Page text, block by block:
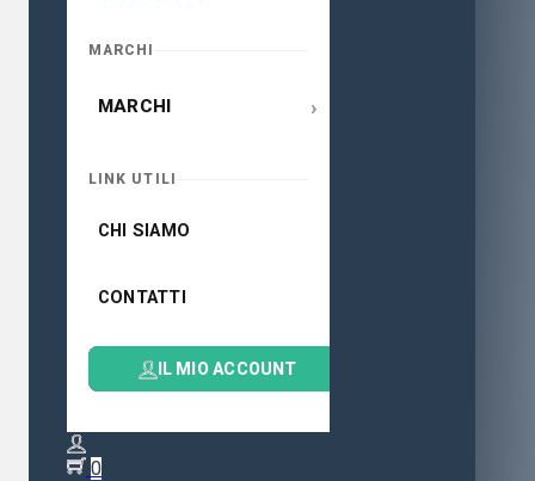
MARCHI
MARCHI ›
LINK UTILI
CHI SIAMO
CONTATTI
IL MIO ACCOUNT
0